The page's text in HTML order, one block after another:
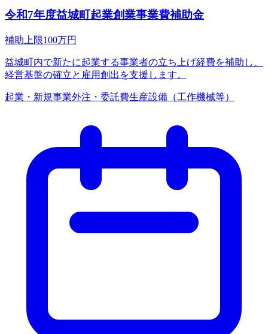
令和7年度益城町起業創業事業費補助金
補助上限100万円
益城町内で新たに起業する事業者の立ち上げ経費を補助し、
経営基盤の確立と雇用創出を支援します。
起業・新規事業外注・委託費生産設備（工作機械等）